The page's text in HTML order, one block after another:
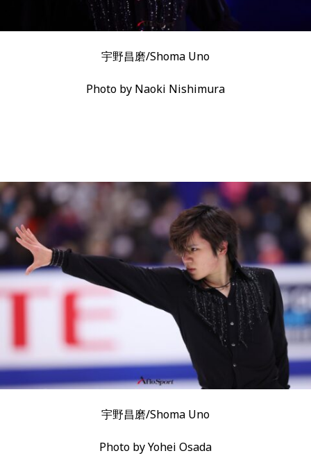
宇野昌磨/Shoma Uno
Photo by Naoki Nishimura
宇野昌磨/Shoma Uno
Photo by Yohei Osada